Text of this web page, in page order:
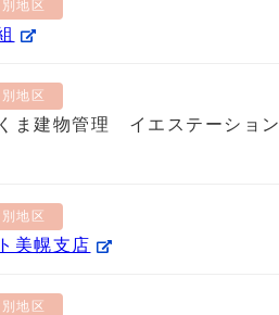
地区
地区
ま建物管理 イエステーション
地区
美幌支店
地区